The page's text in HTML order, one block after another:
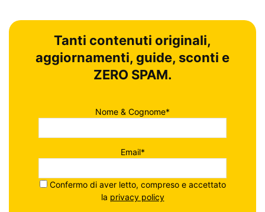
Tanti contenuti originali,
aggiornamenti, guide, sconti e
ZERO SPAM.
Nome & Cognome*
Email*
Confermo di aver letto, compreso e accettato
la privacy policy